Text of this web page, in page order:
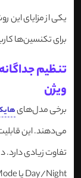
یکی از مزایای
برای تکنسین‌ها
تنظیم
ویژن
برخی مدل‌های
می‌دهند. این
تفاوت زیادی دارد.